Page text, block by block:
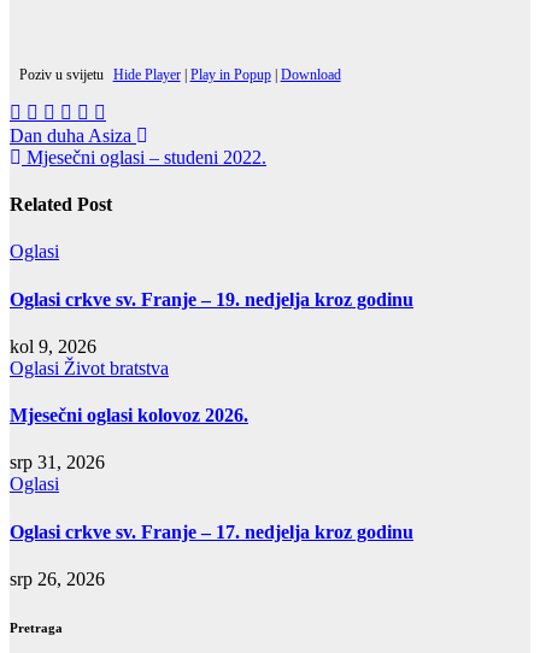
Poziv u svijetu Hide Player| Play in Popup| Download
Navigacija
objava
Dan duha Asiza
Mjesečni oglasi – studeni 2022.
Related Post
Oglasi
Oglasi crkve sv. Franje – 19. nedjelja kroz godinu
kol 9, 2026
Oglasi Život bratstva
Mjesečni oglasi kolovoz 2026.
srp 31, 2026
Oglasi
Oglasi crkve sv. Franje – 17. nedjelja kroz godinu
srp 26, 2026
Pretraga